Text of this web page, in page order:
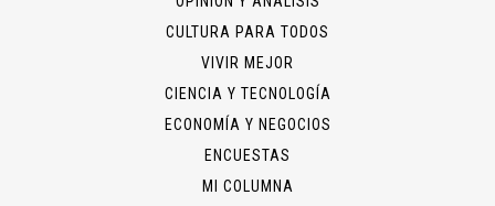
CULTURA PARA TODOS
VIVIR MEJOR
CIENCIA Y TECNOLOGÍA
ECONOMÍA Y NEGOCIOS
ENCUESTAS
MI COLUMNA